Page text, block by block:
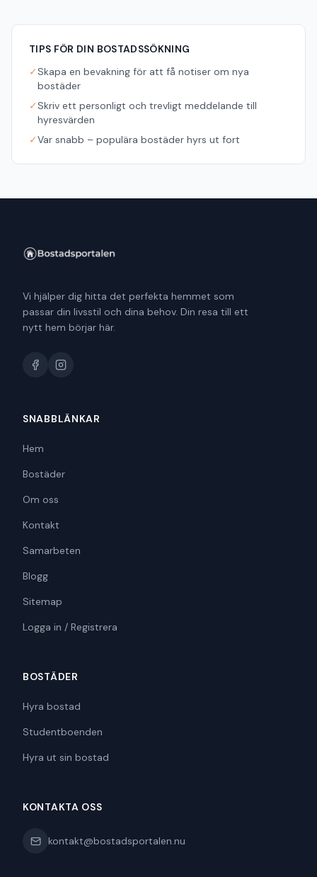
TIPS FÖR DIN BOSTADSSÖKNING
✓Skapa en bevakning för att få notiser om nya
bostäder
✓Skriv ett personligt och trevligt meddelande till
hyresvärden
✓Var snabb – populära bostäder hyrs ut fort
Vi hjälper dig hitta det perfekta hemmet som
passar din livsstil och dina behov. Din resa till ett
nytt hem börjar här.
SNABBLÄNKAR
Hem
Bostäder
Om oss
Kontakt
Samarbeten
Blogg
Sitemap
Logga in / Registrera
BOSTÄDER
Hyra bostad
Studentboenden
Hyra ut sin bostad
KONTAKTA OSS
kontakt@bostadsportalen.nu